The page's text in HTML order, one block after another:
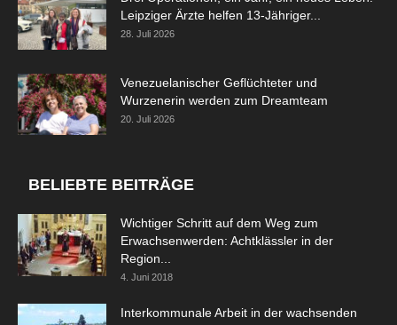
Leipziger Ärzte helfen 13-Jähriger...
28. Juli 2026
Venezuelanischer Geflüchteter und
Wurzenerin werden zum Dreamteam
20. Juli 2026
BELIEBTE BEITRÄGE
Wichtiger Schritt auf dem Weg zum
Erwachsenwerden: Achtklässler in der
Region...
4. Juni 2018
Interkommunale Arbeit in der wachsenden